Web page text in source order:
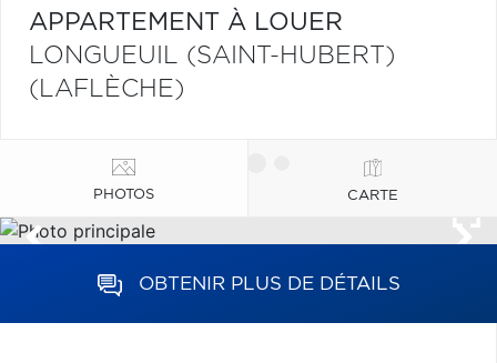
APPARTEMENT À LOUER
LONGUEUIL (SAINT-HUBERT)
(LAFLÈCHE)
PHOTOS CARTE
OBTENIR PLUS DE DÉTAILS